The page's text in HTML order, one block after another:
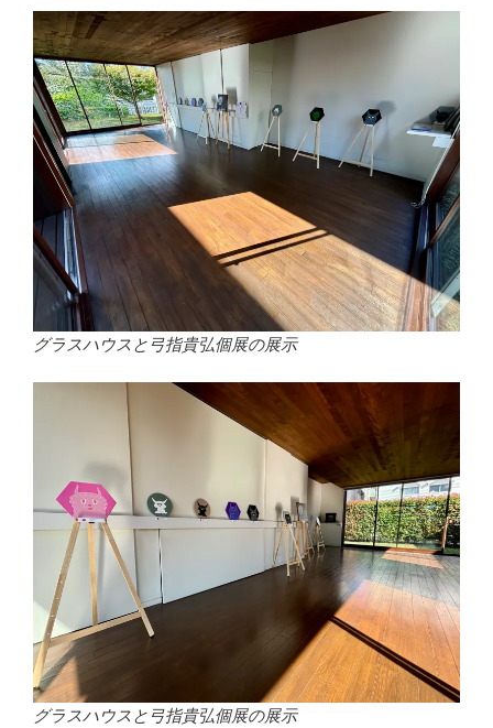
グラスハウスと弓指貴弘個展の展示
グラスハウスと弓指貴弘個展の展示